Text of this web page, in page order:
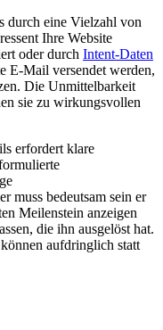
durch eine Vielzahl von
Ihre Website
oder durch Intent-Daten
E-Mail versendet werden,
Die Unmittelbarkeit
sie zu wirkungsvollen
erfordert klare
muss bedeutsam sein er
Meilenstein anzeigen
die ihn ausgelöst hat.
aufdringlich statt